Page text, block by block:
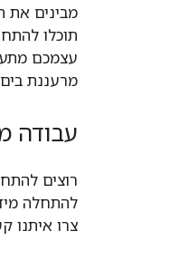
מבינים את
תוכלו
עצמכם
מרעננת
עבודה
רוצים
להתחלה
צרו איתנו